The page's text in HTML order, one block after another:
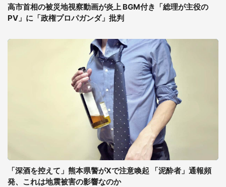
高市首相の被災地視察動画が炎上 BGM付き「総理が主役の
PV」に「政権プロパガンダ」批判
「深酒を控えて」熊本県警がXで注意喚起 「泥酔者」通報頻
発、これは地震被害の影響なのか